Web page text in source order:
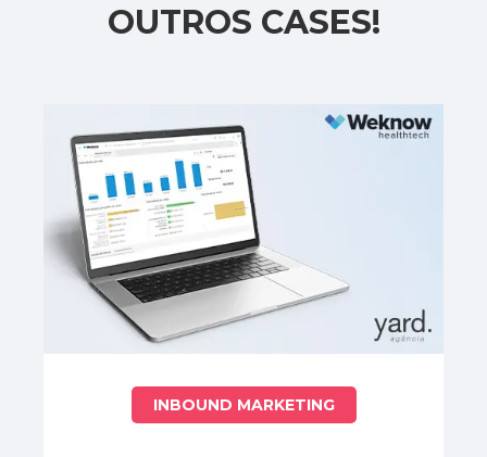
OUTROS CASES!
INBOUND MARKETING